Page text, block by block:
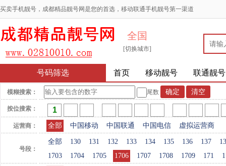
买卖手机靓号，成都精品靓号网是您的首选，移动联通手机靓号第一渠道
全国
[切换城市]
号码筛选 首页 移动靓号 联通靓号
模糊搜索： 尾数
按位搜索：
运营商： 全部 中国移动 中国联通 中国电信 虚拟运营商
号段：
全部 130 131 132 133 134 135 136 137
1703
1704 1705 1706 1707 1708 1709 171